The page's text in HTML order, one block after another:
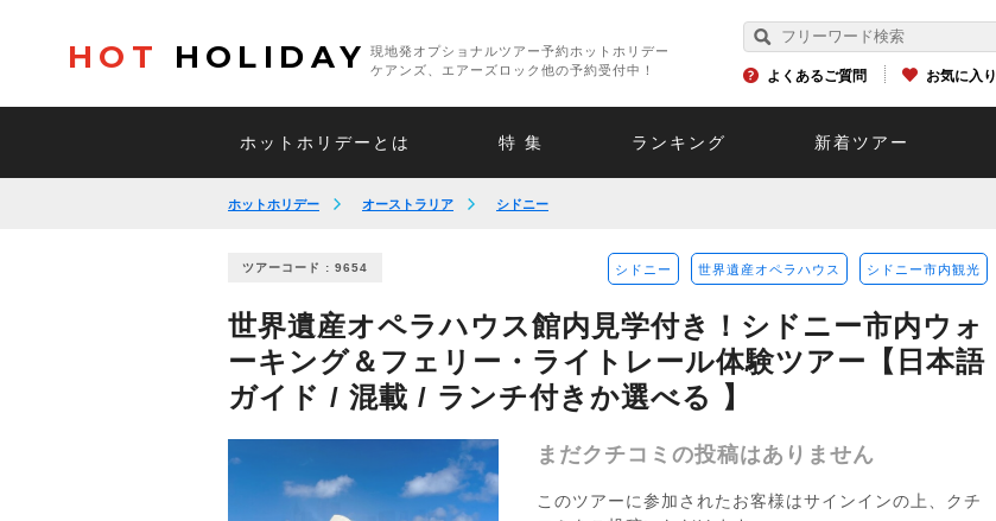
HOT HOLIDAY
現地発オプショナルツアー予約ホットホリデー
ケアンズ、エアーズロック他の予約受付中！
よくあるご質問 お気に入り
ホットホリデーとは 特 集 ランキング 新着ツアー
ホットホリデー オーストラリア シドニー
ツアーコード : 9654 シドニー 世界遺産オペラハウス シドニー市内観光
世界遺産オペラハウス館内見学付き！シドニー市内ウォ
ーキング＆フェリー・ライトレール体験ツアー【日本語
ガイド / 混載 / ランチ付きか選べる 】
まだクチコミの投稿はありません
このツアーに参加されたお客様はサインインの上、クチ